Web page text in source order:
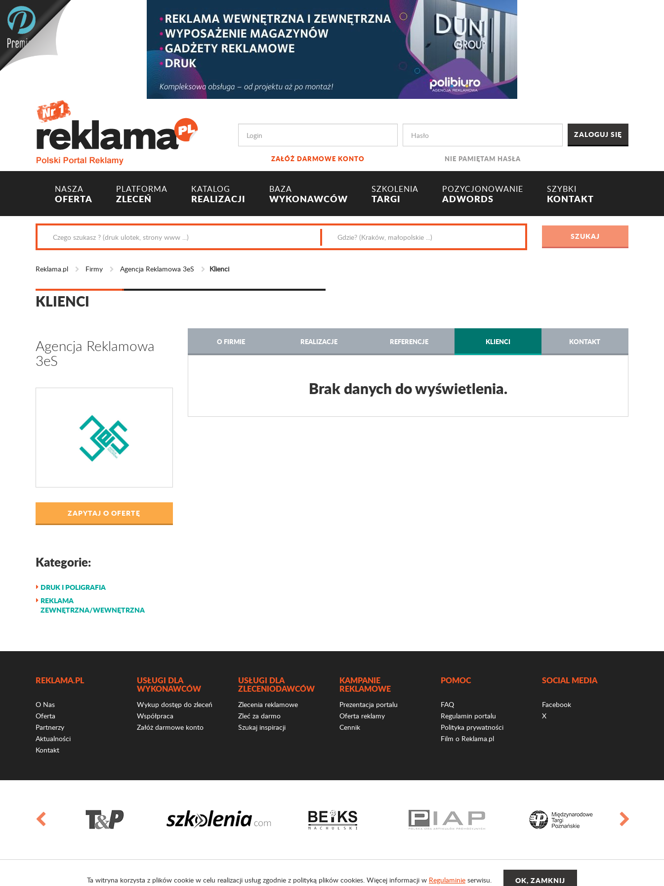
ZAŁÓŻ DARMOWE KONTO NIE PAMIĘTAM HASŁA
NASZA
OFERTA
PLATFORMA
ZLECEŃ
KATALOG
REALIZACJI
BAZA
WYKONAWCÓW
SZKOLENIA
TARGI
POZYCJONOWANIE
ADWORDS
SZYBKI
KONTAKT
Reklama.pl Firmy Agencja Reklamowa 3eS Klienci
KLIENCI
Agencja Reklamowa
3eS
ZAPYTAJ O OFERTĘ
Kategorie:
DRUK I POLIGRAFIA
REKLAMA
ZEWNĘTRZNA/WEWNĘTRZNA
O FIRMIE REALIZACJE REFERENCJE KLIENCI KONTAKT
Brak danych do wyświetlenia.
REKLAMA.PL
O Nas
Oferta
Partnerzy
Aktualności
Kontakt
USŁUGI DLA
WYKONAWCÓW
Wykup dostęp do zleceń
Współpraca
Załóż darmowe konto
USŁUGI DLA
ZLECENIODAWCÓW
Zlecenia reklamowe
Zleć za darmo
Szukaj inspiracji
KAMPANIE
REKLAMOWE
Prezentacja portalu
Oferta reklamy
Cennik
POMOC
FAQ
Regulamin portalu
Polityka prywatności
Film o Reklama.pl
SOCIAL MEDIA
Facebook
X
Ta witryna korzysta z plików cookie w celu realizacji usług zgodnie z polityką plików cookies. Więcej informacji w Regulaminie serwisu.